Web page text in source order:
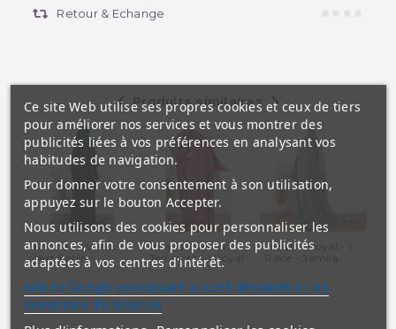
Retour & Echange
Produits similaires
Khimar 2 Voiles -
Vert Sapin -...
Abaya Papillon -
Terracotta - Royal
-...
JIlbab - Royal - 1
Ce site Web utilise ses propres cookies et ceux de tiers
pour améliorer nos services et vous montrer des
publicités liées à vos préférences en analysant vos
habitudes de navigation.
Pour donner votre consentement à son utilisation,
appuyez sur le bouton Accepter.
Nous utilisons des cookies pour personnaliser les
annonces, afin de vous proposer des publicités
adaptées à vos centres d'intérêt.
site de Google concernant la confidentialité et les
conditions d'utilisation